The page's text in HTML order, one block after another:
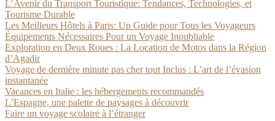
L’Avenir du Transport Touristique: Tendances, Technologies, et
Tourisme Durable
Les Meilleurs Hôtels à Paris: Un Guide pour Tous les Voyageurs
Équipements Nécessaires Pour un Voyage Inoubliable
Exploration en Deux Roues : La Location de Motos dans la Région
d’Agadir
Voyage de dernière minute pas cher tout Inclus : L’art de l’évasion
instantanée
Vacances en Italie : les hébergements recommandés
L’Espagne, une palette de paysages à découvrir
Faire un voyage scolaire à l’étranger